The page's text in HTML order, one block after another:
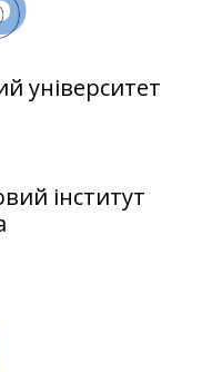
університет
інститут